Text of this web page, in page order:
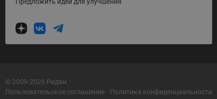
Теплообменное оборудование
Насосное оборудование
© 2009-2026 Ридан
Пользовательское соглашение
Политика конфиденциальности